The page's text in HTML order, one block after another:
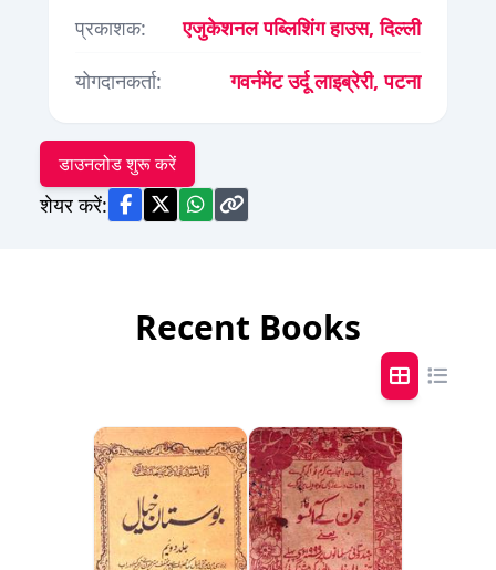
प्रकाशक:
एजुकेशनल पब्लिशिंग हाउस, दिल्ली
योगदानकर्ता:
गवर्नमेंट उर्दू लाइब्रेरी, पटना
डाउनलोड शुरू करें
शेयर करें:
Recent Books